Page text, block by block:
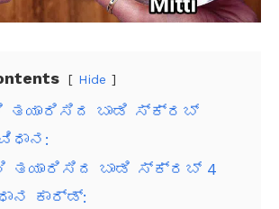
Hide
ಬಾಡಿ ಸ್ಕ್ರಬ್
ಬಾಡಿ ಸ್ಕ್ರಬ್ 4
ಕಾರ್ಡ್: